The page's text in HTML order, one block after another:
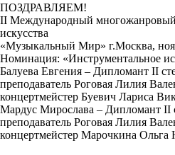
ПОЗДРАВЛЯЕМ!
II Международный многожанровый
искусства
«Музыкальный Мир» г.Москва,
Номинация: «Инструментальное
Балуева Евгения – Дипломант II
преподаватель Роговая Лилия
концертмейстер Буевич Лариса
Мардус Мирослава – Дипломант II
преподаватель Роговая Лилия
концертмейстер Марочкина Ольга